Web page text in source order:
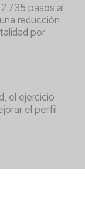
pasos al
reducción
por
el ejercicio
el perfil